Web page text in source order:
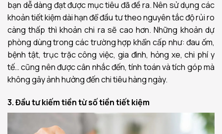
bạn dễ dàng đạt được mục tiêu đã đề ra. Nên sử dụng các
khoản tiết kiệm dài hạn để đầu tư theo nguyên tắc độ rủi ro
càng thấp thì khoản chi ra sẽ cao hơn. Những khoản dự
phòng dùng trong các trường hợp khẩn cấp như: đau ốm,
bệnh tật, trục trặc công việc, gia đình, hỏng xe, chi phí y
tế… cũng nên được cân nhắc đến, tính toán và tích góp mà
không gây ảnh hưởng đến chi tiêu hàng ngày.
3. Đầu tư kiếm tiền từ số tiền tiết kiệm